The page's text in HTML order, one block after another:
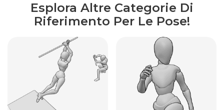
Esplora Altre Categorie Di
Riferimento Per Le Pose!